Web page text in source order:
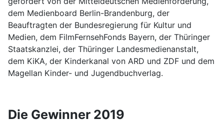
dem Medienboard Berlin-Brandenburg, der
Beauftragten der Bundesregierung für Kultur und
Medien, dem FilmFernsehFonds Bayern, der Thüringer
Staatskanzlei, der Thüringer Landesmedienanstalt,
dem KiKA, der Kinderkanal von ARD und ZDF und dem
Magellan Kinder- und Jugendbuchverlag.
Die Gewinner 2019